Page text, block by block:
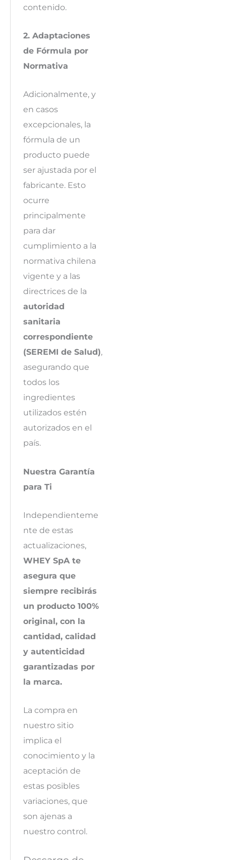
contenido.
2. Adaptaciones
de Fórmula por
Normativa
Adicionalmente, y
en casos
excepcionales, la
fórmula de un
producto puede
ser ajustada por el
fabricante. Esto
ocurre
principalmente
para dar
cumplimiento a la
normativa chilena
vigente y a las
directrices de la
autoridad
sanitaria
correspondiente
(SEREMI de Salud),
asegurando que
todos los
ingredientes
utilizados estén
autorizados en el
país.
Nuestra Garantía
para Ti
Independienteme
nte de estas
actualizaciones,
WHEY SpA te
asegura que
siempre recibirás
un producto 100%
original, con la
cantidad, calidad
y autenticidad
garantizadas por
la marca.
La compra en
nuestro sitio
implica el
conocimiento y la
aceptación de
estas posibles
variaciones, que
son ajenas a
nuestro control.